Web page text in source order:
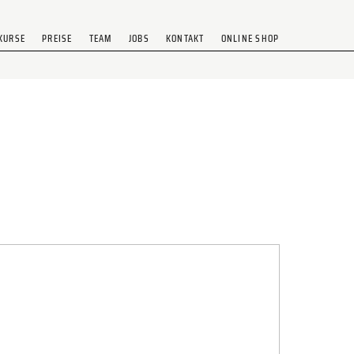
PREISE TEAM JOBS KONTAKT ONLINE SHOP